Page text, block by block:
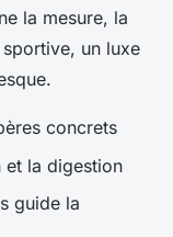
la mesure, la
un luxe
concrets
et la digestion
guide la